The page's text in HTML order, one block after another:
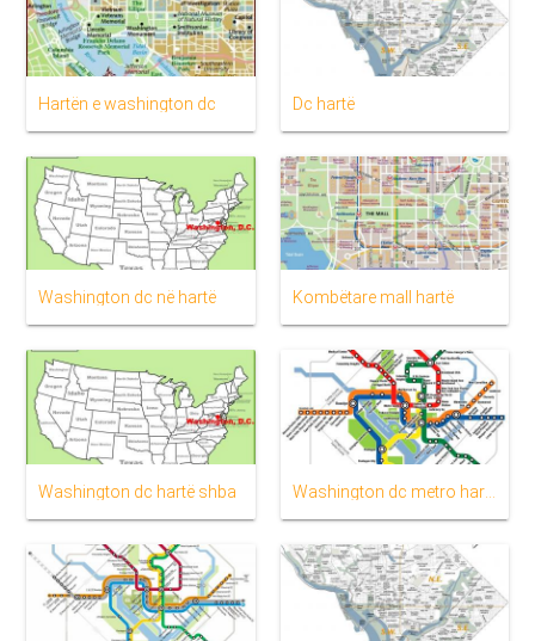
Hartën e washington dc Dc hartë
Washington dc në hartë Kombëtare mall hartë
Washington dc hartë shba Washington dc metro hartë